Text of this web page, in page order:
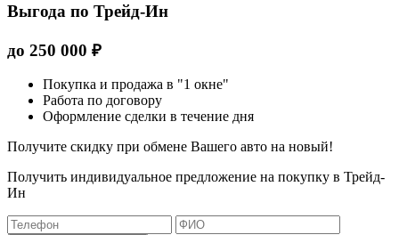
Выгода по Трейд-Ин
до 250 000 ₽
Покупка и продажа в "1 окне"
Работа по договору
Оформление сделки в течение дня
Получите скидку при обмене Вашего авто на новый!
Получить индивидуальное предложение на покупку в Трейд-
Ин